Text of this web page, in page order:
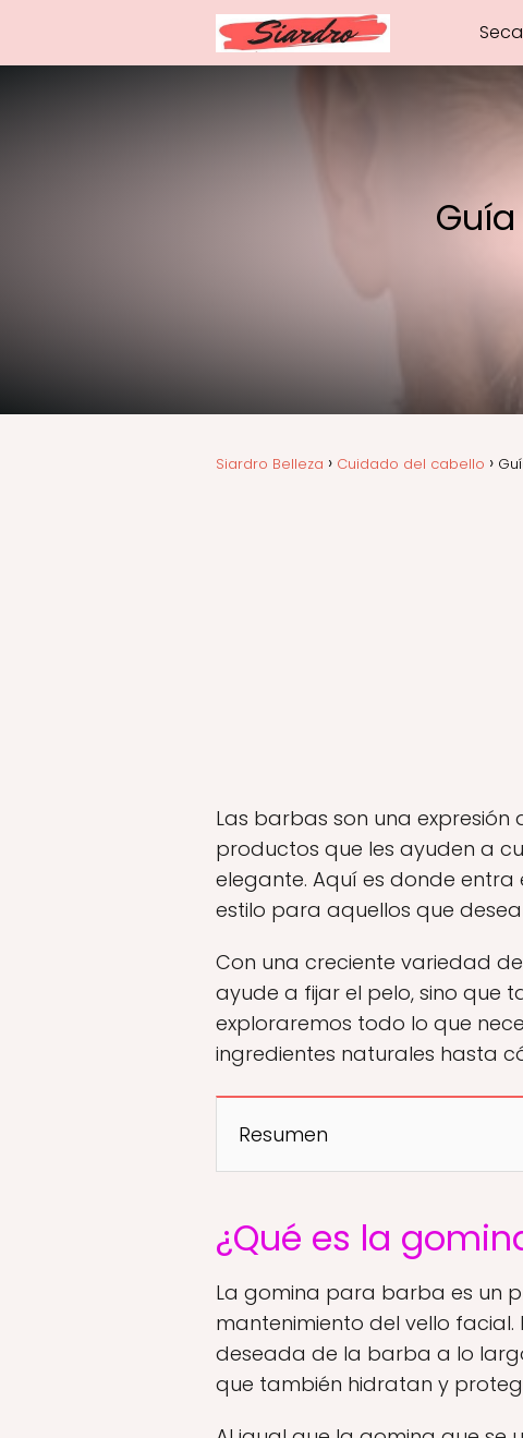
Siardro Belleza Cuidado del cabello
Las barbas son una
productos que les ayuden a
elegante. Aquí es donde entra
estilo para aquellos que
Con una creciente variedad
ayude a fijar el pelo, sino que
exploraremos todo lo que
ingredientes naturales hasta
Resumen
¿Qué es la
La gomina para barba es un
mantenimiento del vello
deseada de la barba a lo
que también hidratan y